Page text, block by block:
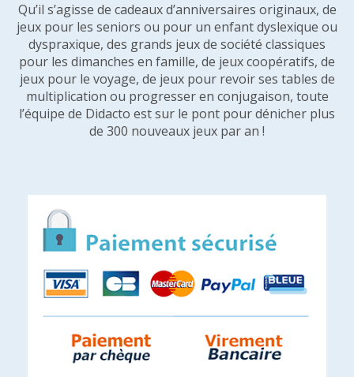
Qu’il s’agisse de cadeaux d’anniversaires originaux, de
jeux pour les seniors ou pour un enfant dyslexique ou
dyspraxique, des grands jeux de société classiques
pour les dimanches en famille, de jeux coopératifs, de
jeux pour le voyage, de jeux pour revoir ses tables de
multiplication ou progresser en conjugaison, toute
l’équipe de Didacto est sur le pont pour dénicher plus
de 300 nouveaux jeux par an !